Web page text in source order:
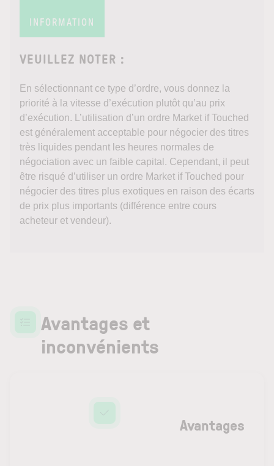
INFORMATION
VEUILLEZ NOTER :
En sélectionnant ce type d’ordre, vous donnez la
priorité à la vitesse d’exécution plutôt qu’au prix
d’exécution. L’utilisation d’un ordre Market if Touched
est généralement acceptable pour négocier des titres
très liquides pendant les heures normales de
négociation avec un faible capital. Cependant, il peut
être risqué d’utiliser un ordre Market if Touched pour
négocier des titres plus exotiques en raison des écarts
de prix plus importants (différence entre cours
acheteur et vendeur).
Avantages et
inconvénients
Avantages